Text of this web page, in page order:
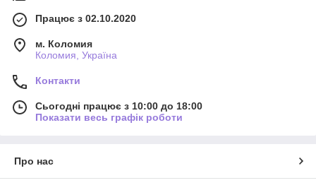
Працює з 02.10.2020
м. Коломия
Коломия, Україна
Контакти
Сьогодні працює з 10:00 до 18:00
Показати весь графік роботи
Про нас